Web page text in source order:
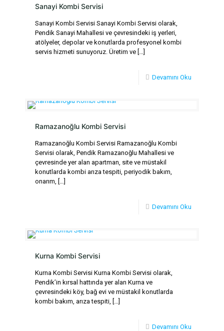
Sanayi Kombi Servisi
Sanayi Kombi Servisi Sanayi Kombi Servisi olarak,
Pendik Sanayi Mahallesi ve çevresindeki iş yerleri,
atölyeler, depolar ve konutlarda profesyonel kombi
servis hizmeti sunuyoruz. Üretim ve […]
Devamını Oku
Ramazanoğlu Kombi Servisi
Ramazanoğlu Kombi Servisi Ramazanoğlu Kombi
Servisi olarak, Pendik Ramazanoğlu Mahallesi ve
çevresinde yer alan apartman, site ve müstakil
konutlarda kombi arıza tespiti, periyodik bakım,
onarım, […]
Devamını Oku
Kurna Kombi Servisi
Kurna Kombi Servisi Kurna Kombi Servisi olarak,
Pendik’in kırsal hattında yer alan Kurna ve
çevresindeki köy, bağ evi ve müstakil konutlarda
kombi bakım, arıza tespiti, […]
Devamını Oku